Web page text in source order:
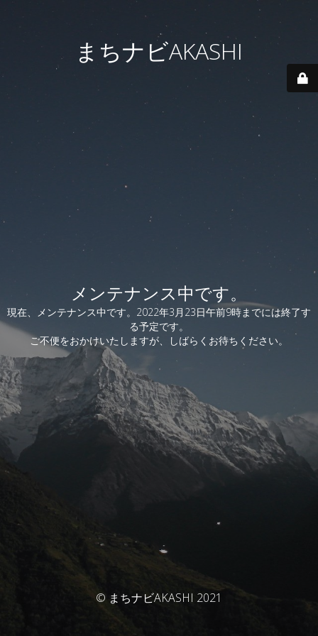
まちナビAKASHI
メンテナンス中です。
現在、メンテナンス中です。2022年3月23日午前9時までには終了す
る予定です。
ご不便をおかけいたしますが、しばらくお待ちください。
© まちナビAKASHI 2021